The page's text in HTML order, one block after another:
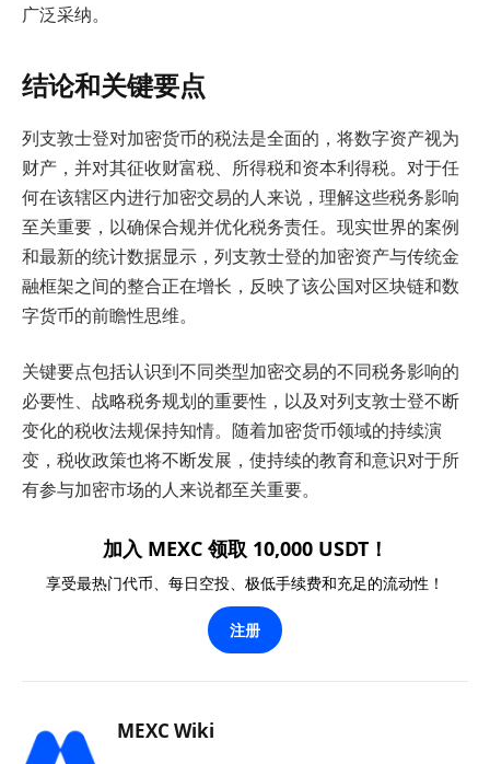
广泛采纳。
结论和关键要点
列支敦士登对加密货币的税法是全面的，将数字资产视为
财产，并对其征收财富税、所得税和资本利得税。对于任
何在该辖区内进行加密交易的人来说，理解这些税务影响
至关重要，以确保合规并优化税务责任。现实世界的案例
和最新的统计数据显示，列支敦士登的加密资产与传统金
融框架之间的整合正在增长，反映了该公国对区块链和数
字货币的前瞻性思维。
关键要点包括认识到不同类型加密交易的不同税务影响的
必要性、战略税务规划的重要性，以及对列支敦士登不断
变化的税收法规保持知情。随着加密货币领域的持续演
变，税收政策也将不断发展，使持续的教育和意识对于所
有参与加密市场的人来说都至关重要。
加入 MEXC 领取 10,000 USDT！
享受最热门代币、每日空投、极低手续费和充足的流动性！
注册
MEXC Wiki